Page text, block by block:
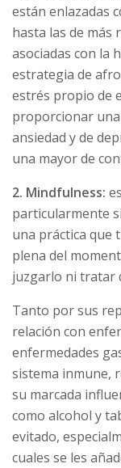
están enlazadas
hasta las de más
asociadas con la
estrategia de
estrés propio de
proporcionar
ansiedad y de
una mayor de
2. Mindfulness:
particularmente
una práctica que
plena del
juzgarlo ni tratar
Tanto por sus
relación con
enfermedades
sistema inmune,
su marcada
como alcohol y
evitado,
cuales se les